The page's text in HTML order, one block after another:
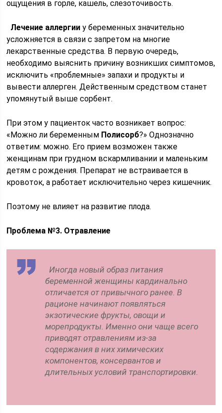
ощущения в горле, кашель, слезоточивость.
Лечение аллергии у беременных значительно
усложняется в связи с запретом на многие
лекарственные средства. В первую очередь,
необходимо выяснить причину возникших симптомов,
исключить «проблемные» запахи и продукты и
вывести аллерген. Действенным средством станет
упомянутый выше сорбент.
При этом у пациенток часто возникает вопрос:
«Можно ли беременным Полисорб?» Однозначно
ответим: можно. Его прием возможен также
женщинам при грудном вскармливании и маленьким
детям с рождения. Препарат не встраивается в
кровоток, а работает исключительно через кишечник.
Поэтому не влияет на развитие плода.
Проблема №3. Отравление
Иногда новый образ питания
беременной женщины кардинально
отличается от привычного ранее. В
рационе начинают появляться
экзотические фрукты, овощи и
морепродукты. Именно они чаще всего
приводят отравлениям из-за
содержания в них химических
компонентов, консервантов и
длительных условий транспортировки.